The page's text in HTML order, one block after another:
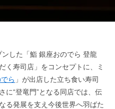
した「鮨 銀座おのでら 登龍
く寿司店」をコンセプトに、ミ
ら 」が出店した立ち食い寿司
に“登竜門”となる同店では、伝
る発展を支え今後世界へ羽ばた